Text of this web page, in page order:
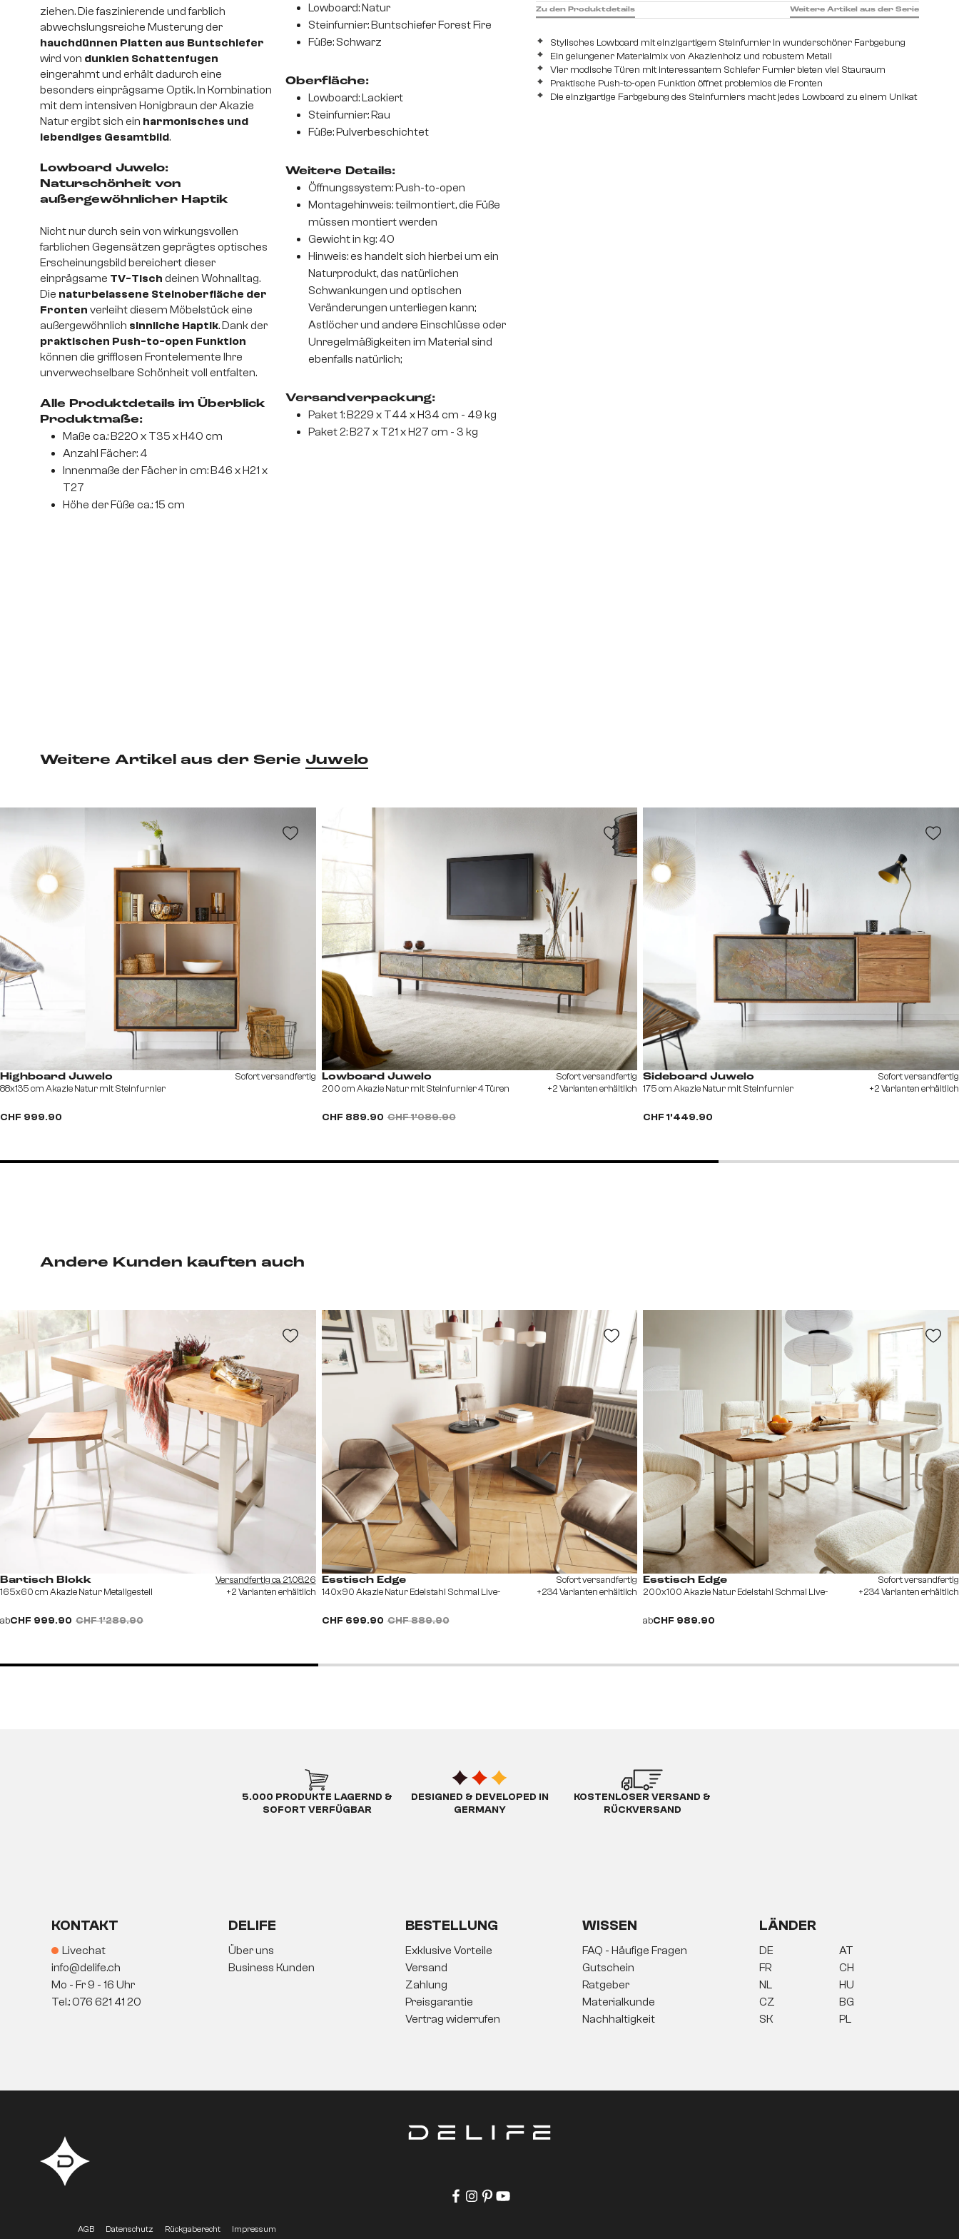
Stylisches Lowboard mit einzigartigem Steinfurnier in wunderschöner Farbgebung
Ein gelungener Materialmix von Akazienholz und robustem Metall
Vier modische Türen mit interessantem Schiefer Furnier bieten viel Stauraum
Praktische Push-to-open Funktion öffnet problemlos die Fronten
Die einzigartige Farbgebung des Steinfurniers macht jedes Lowboard zu einem Unikat
Zu den Produktdetails Weitere Artikel aus der Serie
ziehen. Die faszinierende und farblich
abwechslungsreiche Musterung der
hauchdünnen Platten aus Buntschiefer
wird von dunklen Schattenfugen
eingerahmt und erhält dadurch eine
besonders einprägsame Optik. In Kombination
mit dem intensiven Honigbraun der Akazie
Natur ergibt sich ein harmonisches und
lebendiges Gesamtbild.
Lowboard Juwelo:
Naturschönheit von
außergewöhnlicher Haptik
Nicht nur durch sein von wirkungsvollen
farblichen Gegensätzen geprägtes optisches
Erscheinungsbild bereichert dieser
einprägsame TV-Tisch deinen Wohnalltag.
Die naturbelassene Steinoberfläche der
Fronten verleiht diesem Möbelstück eine
außergewöhnlich sinnliche Haptik. Dank der
praktischen Push-to-open Funktion
können die grifflosen Frontelemente Ihre
unverwechselbare Schönheit voll entfalten.
Alle Produktdetails im Überblick
Produktmaße:
Maße ca.: B220 x T35 x H40 cm
Anzahl Fächer: 4
Innenmaße der Fächer in cm: B46 x H21 x
T27
Höhe der Füße ca.: 15 cm
Lowboard: Natur
Steinfurnier: Buntschiefer Forest Fire
Füße: Schwarz
Oberfläche:
Lowboard: Lackiert
Steinfurnier: Rau
Füße: Pulverbeschichtet
Weitere Details:
Öffnungssystem: Push-to-open
Montagehinweis: teilmontiert, die Füße
müssen montiert werden
Gewicht in kg: 40
Hinweis: es handelt sich hierbei um ein
Naturprodukt, das natürlichen
Schwankungen und optischen
Veränderungen unterliegen kann;
Astlöcher und andere Einschlüsse oder
Unregelmäßigkeiten im Material sind
ebenfalls natürlich;
Versandverpackung:
Paket 1: B229 x T44 x H34 cm - 49 kg
Paket 2: B27 x T21 x H27 cm - 3 kg
Andere Kunden kauften auch
Bartisch Blokk
165x60 cm Akazie Natur Metallgestell
abCHF 999.90 CHF 1’289.90
Versandfertig ca. 21.08.26
+2 Varianten erhältlich
Esstisch Edge
140x90 Akazie Natur Edelstahl Schmal Live-
CHF 699.90 CHF 889.90
Sofort versandfertig
+234 Varianten erhältlich
Esstisch Edge
200x100 Akazie Natur Edelstahl Schmal Live-
abCHF 989.90
Sofort versandfertig
+234 Varianten erhältlich
Weitere Artikel aus der Serie Juwelo
Highboard Juwelo
88x135 cm Akazie Natur mit Steinfurnier
CHF 999.90
Sofort versandfertig Lowboard Juwelo
200 cm Akazie Natur mit Steinfurnier 4 Türen
CHF 889.90 CHF 1’089.90
Sofort versandfertig
+2 Varianten erhältlich
Sideboard Juwelo
175 cm Akazie Natur mit Steinfurnier
CHF 1’449.90
Sofort versandfertig
+2 Varianten erhältlich
5.000 PRODUKTE LAGERND &
SOFORT VERFÜGBAR
DESIGNED & DEVELOPED IN
GERMANY
KOSTENLOSER VERSAND &
RÜCKVERSAND
KONTAKT
Livechat
info@delife.ch
Mo - Fr 9 - 16 Uhr
Tel.: 076 621 41 20
DELIFE
Über uns
Business Kunden
BESTELLUNG
Exklusive Vorteile
Versand
Zahlung
Preisgarantie
Vertrag widerrufen
WISSEN
FAQ - Häufige Fragen
Gutschein
Ratgeber
Materialkunde
Nachhaltigkeit
LÄNDER
DE
FR
NL
CZ
SK
AT
CH
HU
BG
PL
AGB Datenschutz Rückgaberecht
Impressum